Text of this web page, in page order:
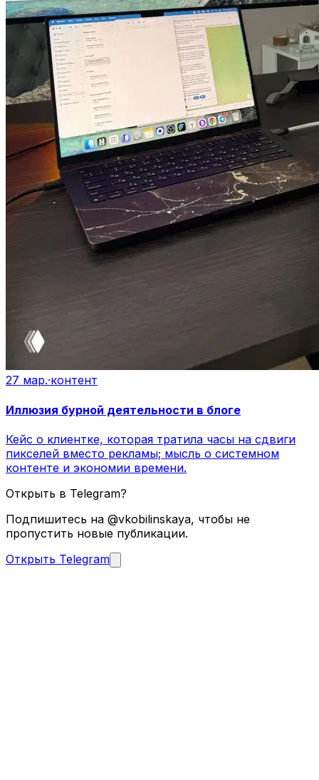
27 мар.·контент
Иллюзия бурной деятельности в блоге
Кейс о клиентке, которая тратила часы на сдвиги
пикселей вместо рекламы; мысль о системном
контенте и экономии времени.
Открыть в Telegram?
Подпишитесь на @vkobilinskaya, чтобы не
пропустить новые публикации.
Открыть Telegram